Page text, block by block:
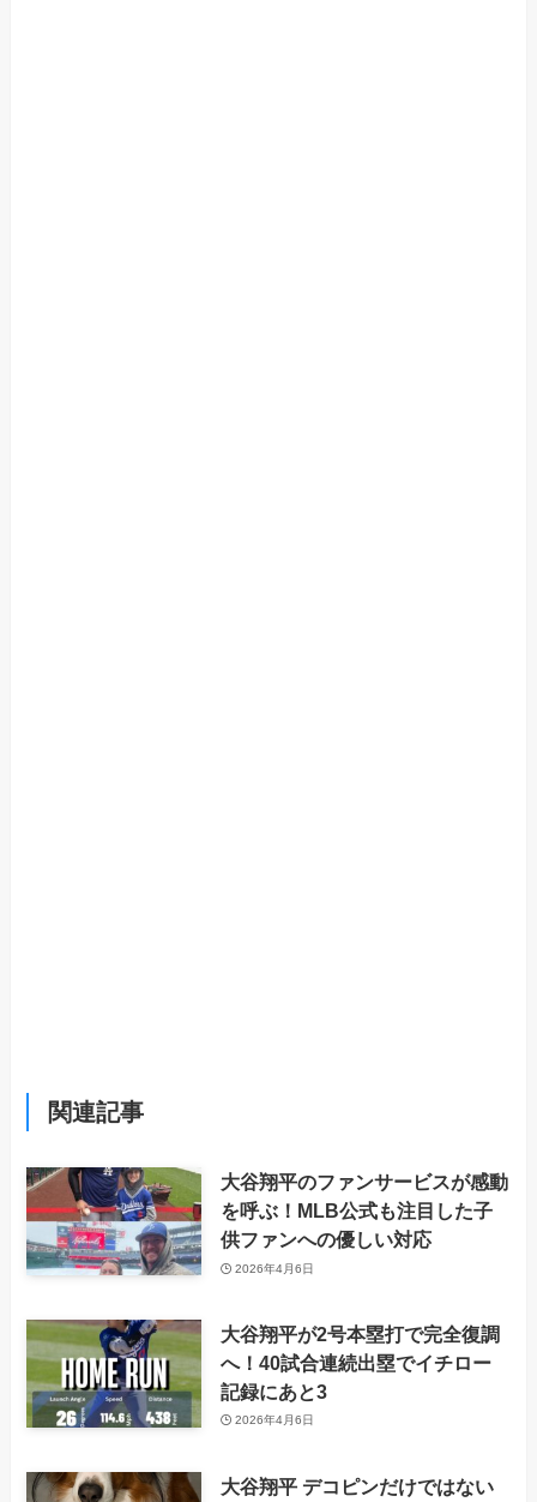
関連記事
大谷翔平のファンサービスが感動
を呼ぶ！MLB公式も注目した子
供ファンへの優しい対応
2026年4月6日
大谷翔平が2号本塁打で完全復調
へ！40試合連続出塁でイチロー
記録にあと3
2026年4月6日
大谷翔平 デコピンだけではない